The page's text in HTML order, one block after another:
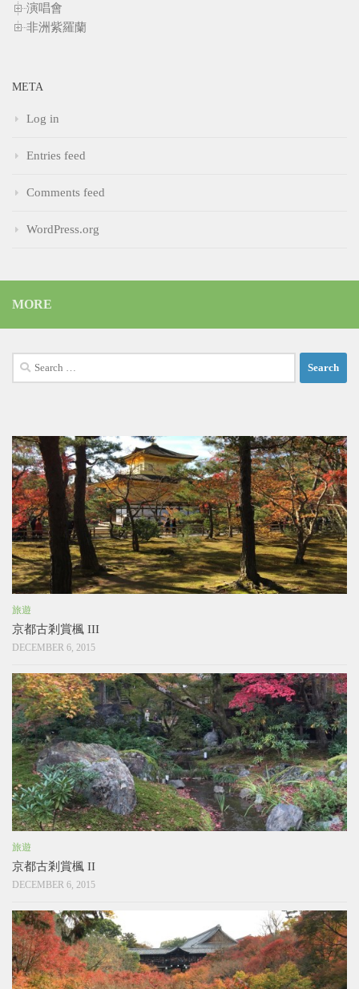
演唱會
非洲紫羅蘭
META
Log in
Entries feed
Comments feed
WordPress.org
MORE
Search
for:
旅遊
京都古剎賞楓 III
DECEMBER 6, 2015
旅遊
京都古剎賞楓 II
DECEMBER 6, 2015